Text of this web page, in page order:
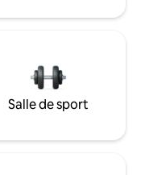
Salle de sport